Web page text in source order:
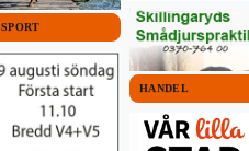
SPORT
HANDEL